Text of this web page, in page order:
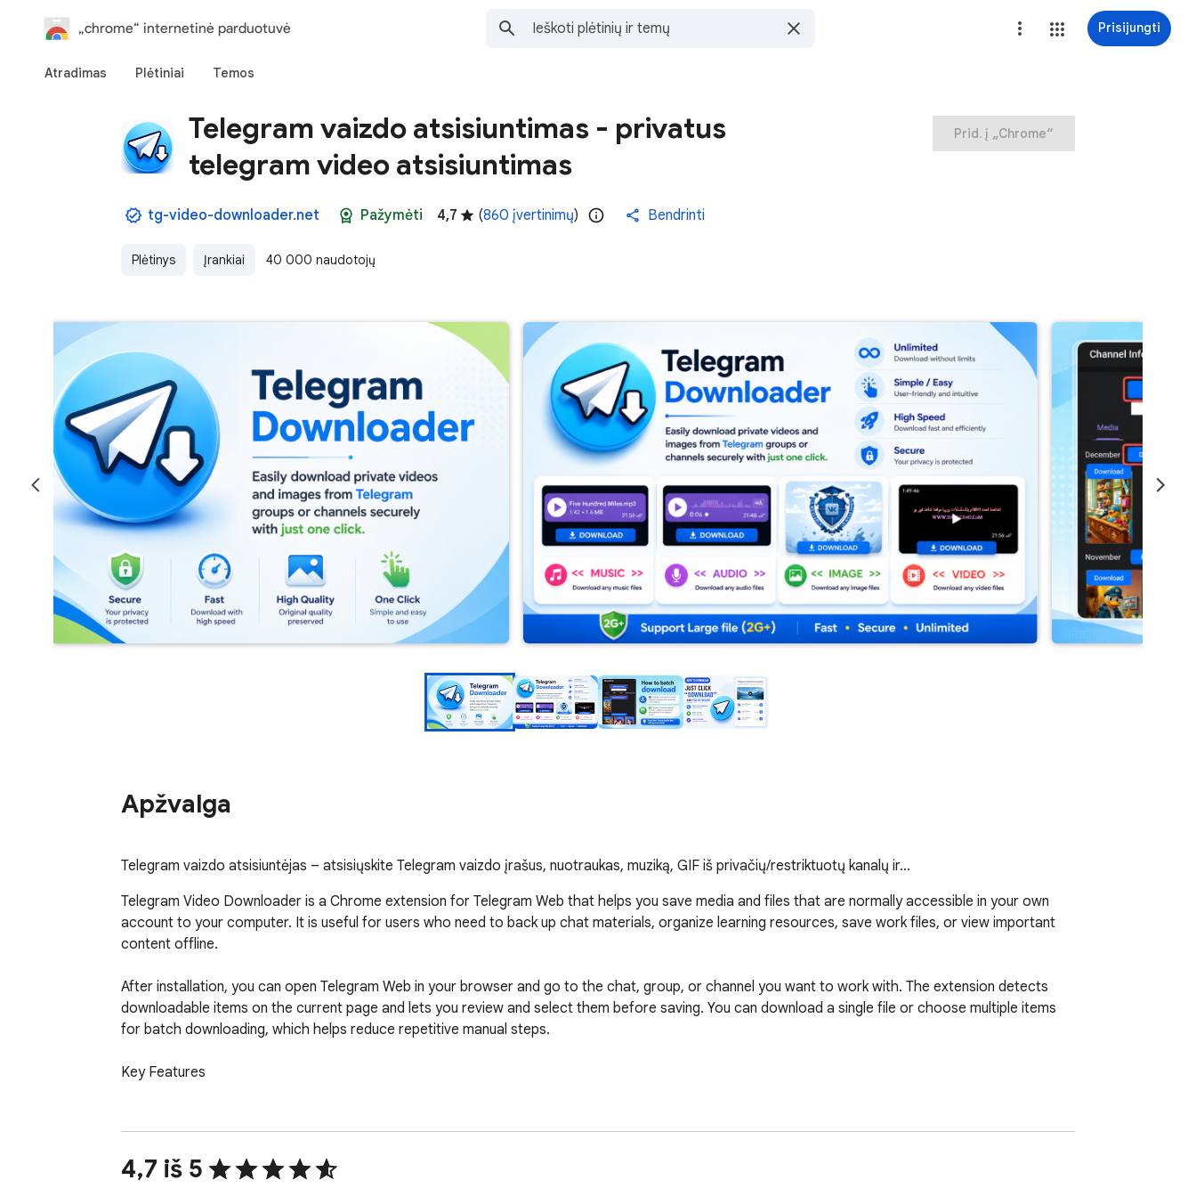
„chrome“ internetinė parduotuvė Prisijungti
Atradimas Plėtiniai Temos
Telegram vaizdo atsisiuntimas - privatus
telegram video atsisiuntimas
tg-video-downloader.net Pažymėti 4,7 (860 įvertinimų) Bendrinti
Plėtinys Įrankiai 40 000 naudotojų
Prid. į „Chrome“
Apžvalga
Telegram vaizdo atsisiuntėjas – atsisiųskite Telegram vaizdo įrašus, nuotraukas, muziką, GIF iš privačių/restriktuotų kanalų ir…
Telegram Video Downloader is a Chrome extension for Telegram Web that helps you save media and files that are normally accessible in your own
account to your computer. It is useful for users who need to back up chat materials, organize learning resources, save work files, or view important
content offline.
After installation, you can open Telegram Web in your browser and go to the chat, group, or channel you want to work with. The extension detects
downloadable items on the current page and lets you review and select them before saving. You can download a single file or choose multiple items
for batch downloading, which helps reduce repetitive manual steps.
Key Features
- Support single-file downloads and batch downloads.
- Review detected items before downloading.
- Work with Telegram Web A and Telegram Web K.
4,7 iš 5